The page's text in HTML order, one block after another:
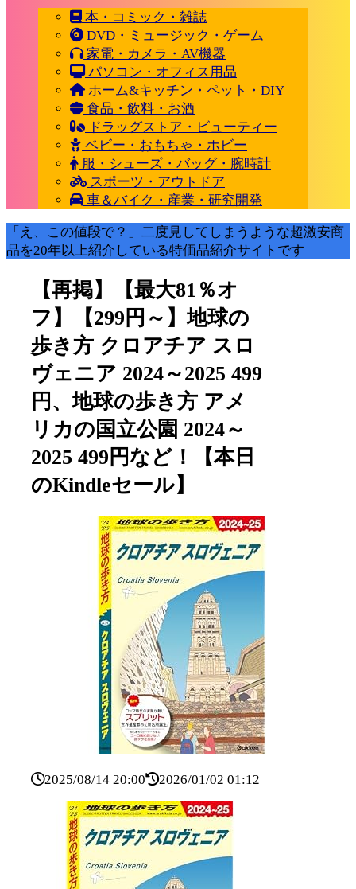
本・コミック・雑誌
DVD・ミュージック・ゲーム
家電・カメラ・AV機器
パソコン・オフィス用品
ホーム&キッチン・ペット・DIY
食品・飲料・お酒
ドラッグストア・ビューティー
ベビー・おもちゃ・ホビー
服・シューズ・バッグ・腕時計
スポーツ・アウトドア
車＆バイク・産業・研究開発
「え、この値段で？」二度見してしまうような超激安商
品を20年以上紹介している特価品紹介サイトです
【再掲】【最大81％オ
フ】【299円～】地球の
歩き方 クロアチア スロ
ヴェニア 2024～2025 499
円、地球の歩き方 アメ
リカの国立公園 2024～
2025 499円など！【本日
のKindleセール】
2025/08/14 20:00 2026/01/02 01:12